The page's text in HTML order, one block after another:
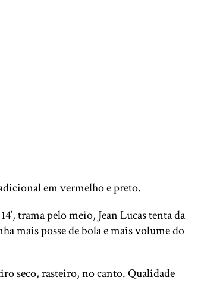
em vermelho e preto.
trama pelo meio, Jean Lucas tenta da
mais posse de bola e mais volume do
seco, rasteiro, no canto. Qualidade